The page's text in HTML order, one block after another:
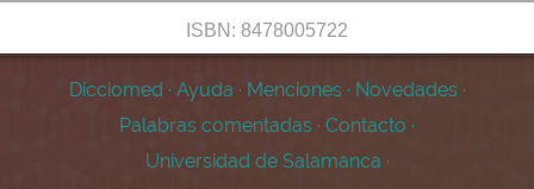
ISBN: 8478005722
Dicciomed · Ayuda · Menciones · Novedades ·
Palabras comentadas · Contacto ·
Universidad de Salamanca ·